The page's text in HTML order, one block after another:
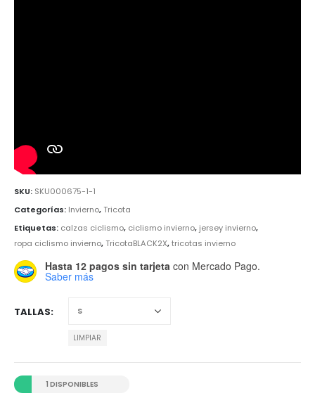
SKU: SKU000675-1-1
Categorías: Invierno,Tricota
Etiquetas: calzas ciclismo, ciclismo invierno, jersey invierno,
ropa ciclismo invierno,TricotaBLACK2X,tricotas invierno
Hasta 12 pagos sin tarjeta con Mercado Pago.
Saber más
TALLAS
LIMPIAR
1 DISPONIBLES